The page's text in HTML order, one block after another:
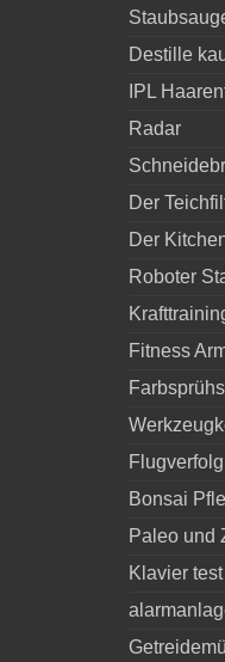
Destille
IPL
Radar
Der
Der
Roboter
Fitness
Bonsai
Paleo und
Klavier test